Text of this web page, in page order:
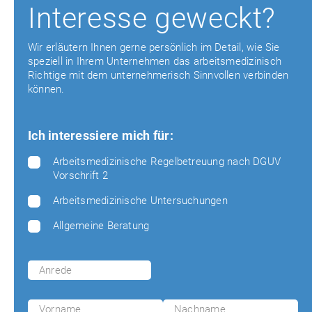
Interesse geweckt?
Wir erläutern Ihnen gerne persönlich im Detail, wie Sie
speziell in Ihrem Unternehmen das arbeitsmedizinisch
Richtige mit dem unternehmerisch Sinnvollen verbinden
können.
Ich interessiere mich für:
Arbeitsmedizinische Regelbetreuung nach DGUV
Vorschrift 2
Arbeitsmedizinische Untersuchungen
Allgemeine Beratung